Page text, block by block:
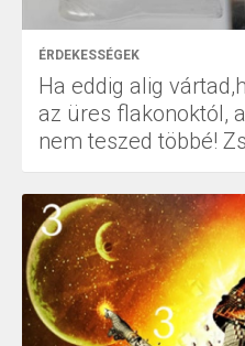
ÉRDEKESSÉGEK
Ha eddig alig
az üres flakonoktól,
nem teszed többé!